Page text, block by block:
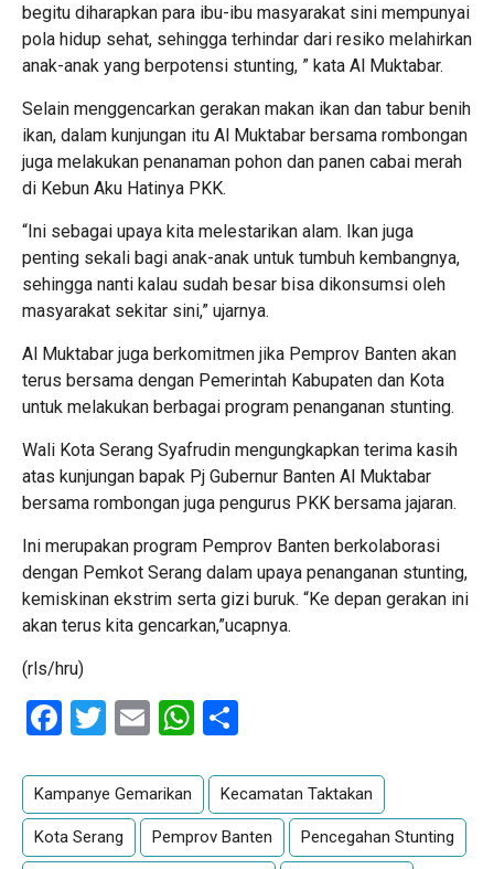
begitu diharapkan para ibu-ibu masyarakat sini mempunyai
pola hidup sehat, sehingga terhindar dari resiko melahirkan
anak-anak yang berpotensi stunting, ” kata Al Muktabar.
Selain menggencarkan gerakan makan ikan dan tabur benih
ikan, dalam kunjungan itu Al Muktabar bersama rombongan
juga melakukan penanaman pohon dan panen cabai merah
di Kebun Aku Hatinya PKK.
“Ini sebagai upaya kita melestarikan alam. Ikan juga
penting sekali bagi anak-anak untuk tumbuh kembangnya,
sehingga nanti kalau sudah besar bisa dikonsumsi oleh
masyarakat sekitar sini,” ujarnya.
Al Muktabar juga berkomitmen jika Pemprov Banten akan
terus bersama dengan Pemerintah Kabupaten dan Kota
untuk melakukan berbagai program penanganan stunting.
Wali Kota Serang Syafrudin mengungkapkan terima kasih
atas kunjungan bapak Pj Gubernur Banten Al Muktabar
bersama rombongan juga pengurus PKK bersama jajaran.
Ini merupakan program Pemprov Banten berkolaborasi
dengan Pemkot Serang dalam upaya penanganan stunting,
kemiskinan ekstrim serta gizi buruk. “Ke depan gerakan ini
akan terus kita gencarkan,”ucapnya.
(rls/hru)
Facebook
Twitter
EmailWhatsApp
Kampanye Gemarikan Kecamatan Taktakan
Kota Serang Pemprov Banten Pencegahan Stunting